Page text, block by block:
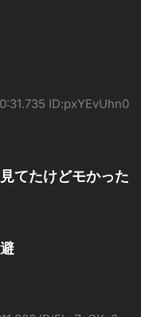
ID:pxYEvUhn0
てたけどモかった